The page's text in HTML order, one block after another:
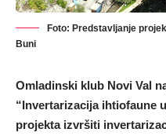
Foto: Predstavljanje
Buni
Omladinski klub Novi Val
“Invertarizacija ihtiofaune
projekta izvršiti